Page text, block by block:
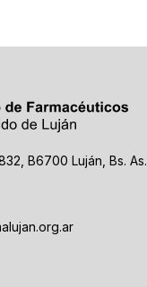
B6700 Luján, Bs. As.